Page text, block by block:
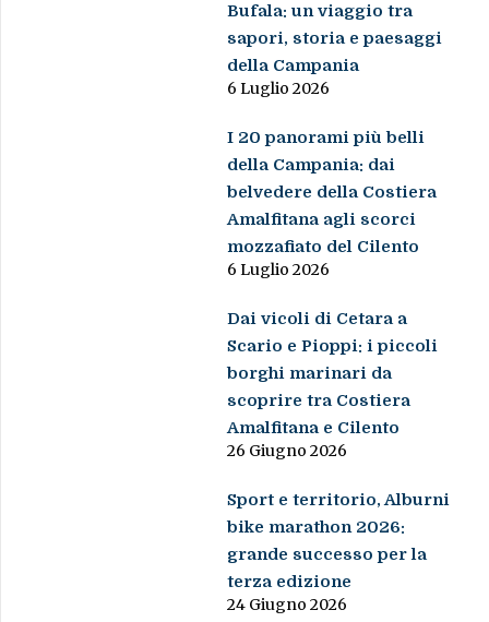
Bufala: un viaggio tra
sapori, storia e paesaggi
della Campania
6 Luglio 2026
I 20 panorami più belli
della Campania: dai
belvedere della Costiera
Amalfitana agli scorci
mozzafiato del Cilento
6 Luglio 2026
Dai vicoli di Cetara a
Scario e Pioppi: i piccoli
borghi marinari da
scoprire tra Costiera
Amalfitana e Cilento
26 Giugno 2026
Sport e territorio, Alburni
bike marathon 2026:
grande successo per la
terza edizione
24 Giugno 2026